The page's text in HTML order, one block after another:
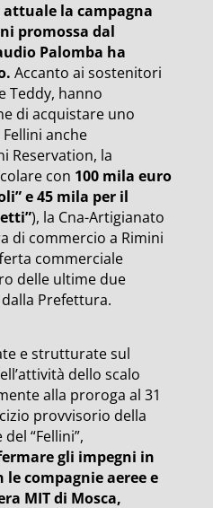
la campagna
promossa dal
Palomba ha
Accanto ai sostenitori
Teddy, hanno
di acquistare uno
anche
Reservation, la
con 100 mila euro
e 45 mila per il
), la Cna-Artigianato
di commercio a Rimini
commerciale
delle ultime due
Prefettura.
e strutturate sul
dello scalo
alla proroga al 31
provvisorio della
“Fellini”,
gli impegni in
compagnie aeree e
MIT di Mosca,